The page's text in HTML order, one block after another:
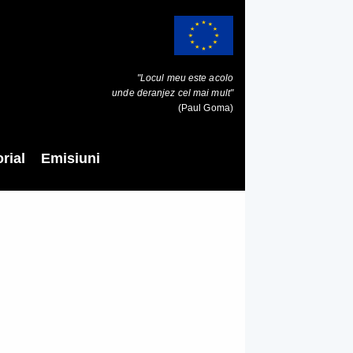
"Locul meu este acolo
unde deranjez cel mai mult"
(Paul Goma)
Emisiuni